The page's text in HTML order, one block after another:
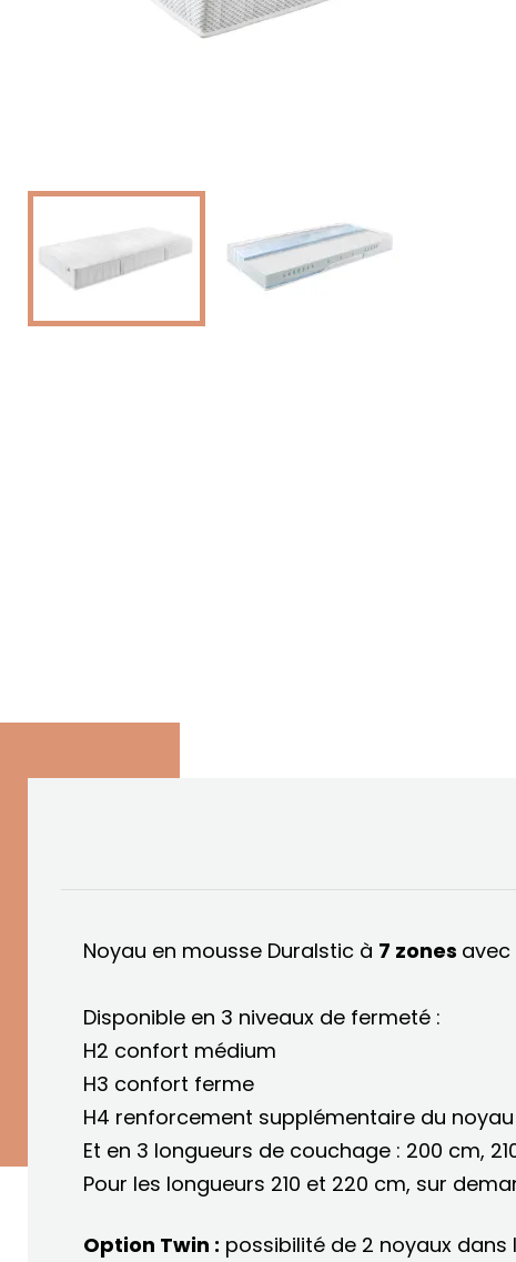
Noyau en mousse Duralstic à 7 zones avec
Disponible en 3 niveaux de fermeté :
H2 confort médium
H3 confort ferme
H4 renforcement supplémentaire du noyau
Et en 3 longueurs de couchage : 200 cm,
Pour les longueurs 210 et 220 cm, sur
Option Twin : possibilité de 2 noyaux dans